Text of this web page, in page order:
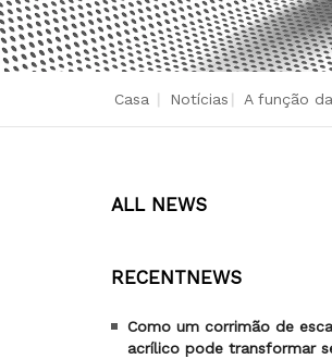
Casa Notícias A função
ALL NEWS
RECENTNEWS
Como um corrimão de
acrílico pode transformar